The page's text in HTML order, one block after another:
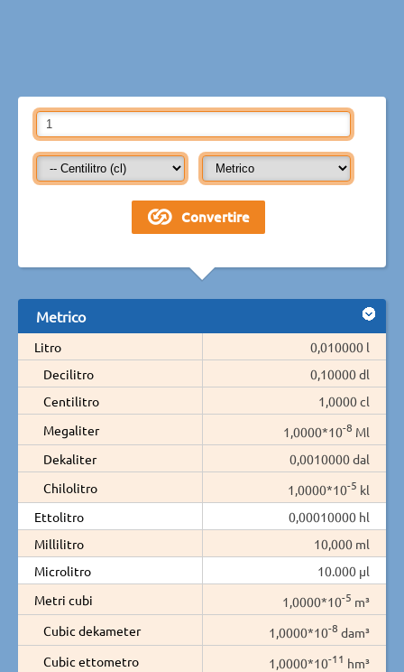
Metrico
Litro
0,010000 l
Decilitro
0,10000 dl
Centilitro
1,0000 cl
Megaliter
1,0000*10-8 Ml
Dekaliter
0,0010000 dal
Chilolitro
1,0000*10-5 kl
Ettolitro
0,00010000 hl
Millilitro
10,000 ml
Microlitro
10.000 µl
Metri cubi
1,0000*10-5 m³
Cubic dekameter
1,0000*10-8 dam³
Cubic ettometro
1,0000*10-11 hm³